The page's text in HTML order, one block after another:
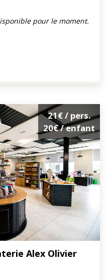
pour le moment.
Alex Olivier
21€/ pers.
20€/ enfant